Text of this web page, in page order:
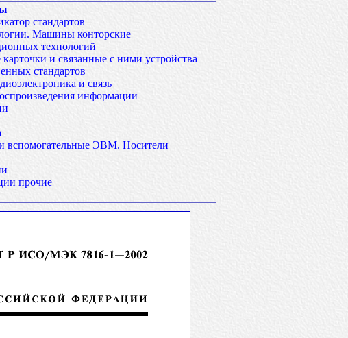
стандартов
Машины конторские
технологий
и связанные с ними устройства
стандартов
и связь
информации
вспомогательные ЭВМ. Носители
прочие